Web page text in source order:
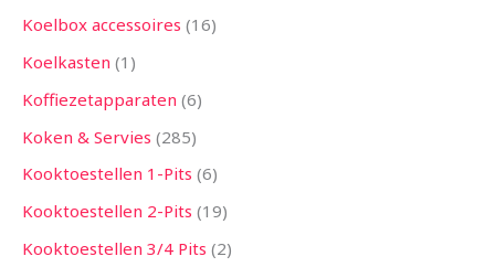
Koelbox accessoires 16
Koelkasten 1
Koffiezetapparaten 6
Koken & Servies 285
Kooktoestellen 1-Pits 6
Kooktoestellen 2-Pits 19
Kooktoestellen 3/4 Pits 2